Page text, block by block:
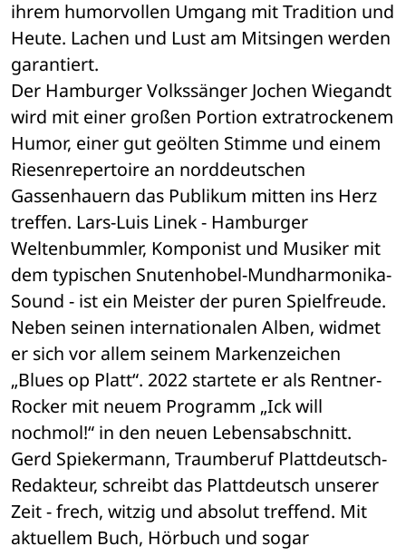
ihrem humorvollen Umgang mit Tradition und
Heute. Lachen und Lust am Mitsingen werden
garantiert.
Der Hamburger Volkssänger Jochen Wiegandt
wird mit einer großen Portion extratrockenem
Humor, einer gut geölten Stimme und einem
Riesenrepertoire an norddeutschen
Gassenhauern das Publikum mitten ins Herz
treffen. Lars-Luis Linek - Hamburger
Weltenbummler, Komponist und Musiker mit
dem typischen Snutenhobel-Mundharmonika-
Sound - ist ein Meister der puren Spielfreude.
Neben seinen internationalen Alben, widmet
er sich vor allem seinem Markenzeichen
„Blues op Platt“. 2022 startete er als Rentner-
Rocker mit neuem Programm „Ick will
nochmol!“ in den neuen Lebensabschnitt.
Gerd Spiekermann, Traumberuf Plattdeutsch-
Redakteur, schreibt das Plattdeutsch unserer
Zeit - frech, witzig und absolut treffend. Mit
aktuellem Buch, Hörbuch und sogar